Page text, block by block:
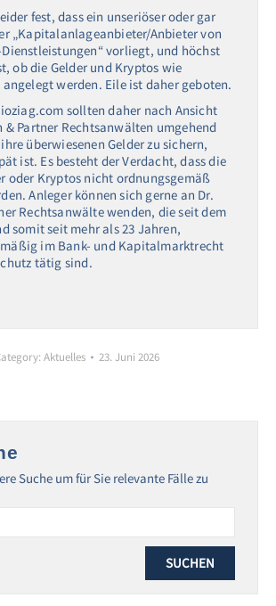
fest, dass ein unseriöser oder gar
„Kapitalanlageanbieter/Anbieter von
vorliegt, und höchst
ob die Gelder und Kryptos wie
werden. Eile ist daher geboten.
sollten daher nach Ansicht
& Partner Rechtsanwälten umgehend
überwiesenen Gelder zu sichern,
ist. Es besteht der Verdacht, dass die
oder Kryptos nicht ordnungsgemäß
Anleger können sich gerne an Dr.
Rechtsanwälte wenden, die seit dem
somit seit mehr als 23 Jahren,
im Bank- und Kapitalmarktrecht
tätig sind.
Aktuelles 23. Juni 2026
Suche um für Sie relevante Fälle zu